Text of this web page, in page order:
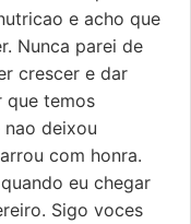
e acho que
Nunca parei de
crescer e dar
que temos
deixou
com honra.
eu chegar
Sigo voces